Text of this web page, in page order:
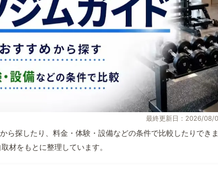
最終更新日：2026/08/
ら探したり、料金・体験・設備などの条件で比較したりでき
材をもとに整理しています。